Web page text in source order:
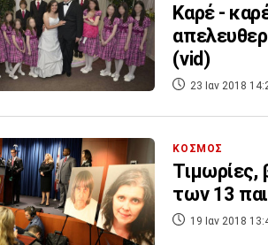
Καρέ -
(vid)
23 Ιαν 2018
ΚΟΣΜΟΣ
Τιμωρίες,
των 13
19 Ιαν 2018